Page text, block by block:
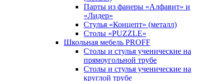
Парты из фанеры «Алфавит» и
«Лидер»
Стулья «Концепт» (металл)
Столы «PUZZLE»
Школьная мебель PROFF
Столы и стулья ученические на
прямоугольной трубе
Столы и стулья ученические на
круглой трубе